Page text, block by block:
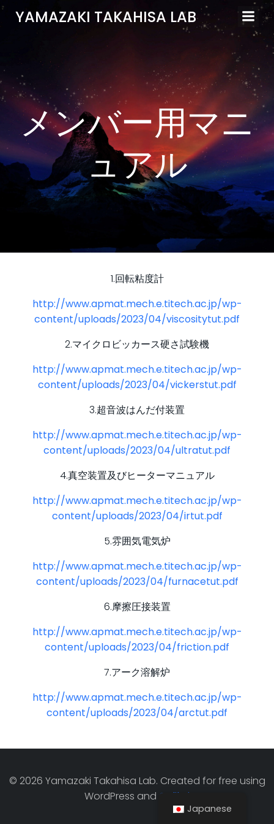
ン
へ
ス
ッ
YAMAZAKI TAKAHISA LAB
メンバー用マニ
ュアル
1.回転粘度計
http://www.apmat.mech.e.titech.ac.jp/wp-
content/uploads/2023/04/viscositytut.pdf
2.マイクロビッカース硬さ試験機
http://www.apmat.mech.e.titech.ac.jp/wp-
content/uploads/2023/04/vickerstut.pdf
3.超音波はんだ付装置
http://www.apmat.mech.e.titech.ac.jp/wp-
content/uploads/2023/04/ultratut.pdf
4.真空装置及びヒーターマニュアル
http://www.apmat.mech.e.titech.ac.jp/wp-
content/uploads/2023/04/irtut.pdf
5.雰囲気電気炉
http://www.apmat.mech.e.titech.ac.jp/wp-
content/uploads/2023/04/furnacetut.pdf
6.摩擦圧接装置
http://www.apmat.mech.e.titech.ac.jp/wp-
content/uploads/2023/04/friction.pdf
7.アーク溶解炉
http://www.apmat.mech.e.titech.ac.jp/wp-
content/uploads/2023/04/arctut.pdf
© 2026 Yamazaki Takahisa Lab. Created for free using
WordPress and Colibri
Japanese